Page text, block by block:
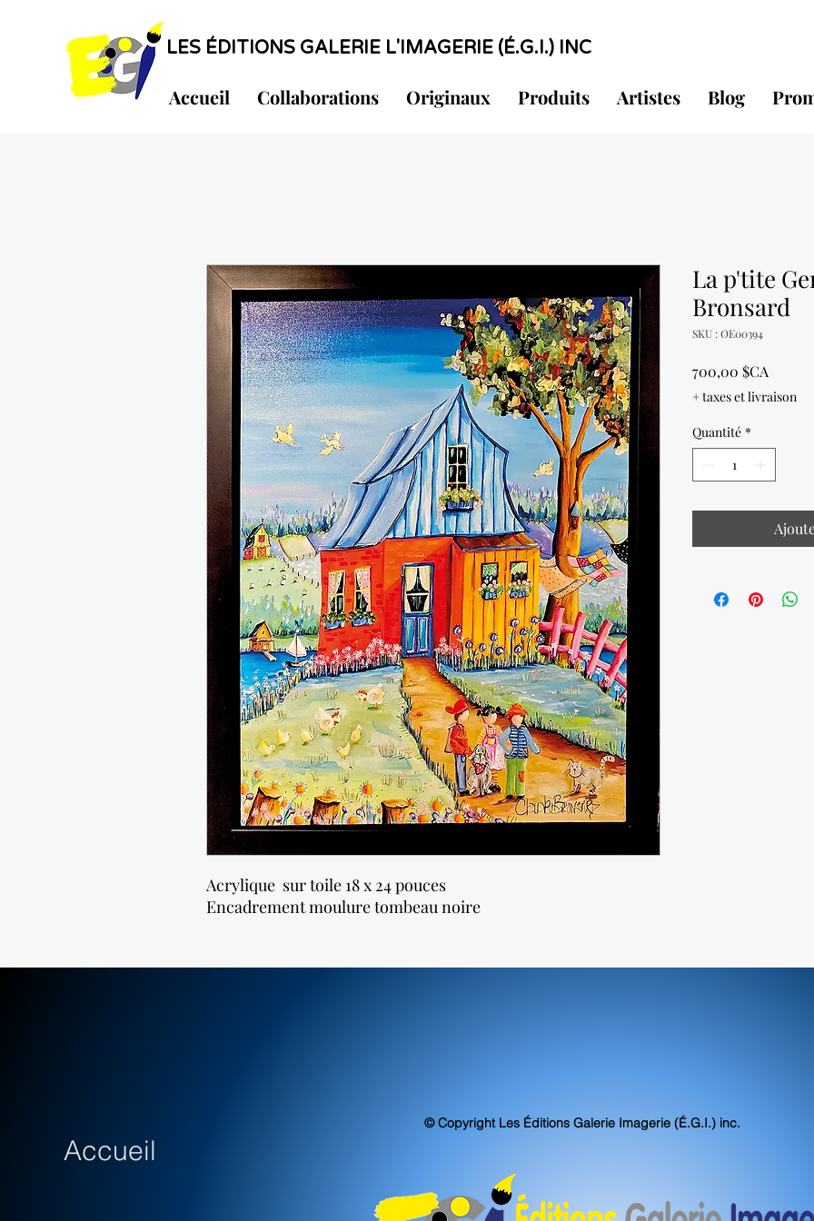
LES ÉDITIONS GALERIE L'IMAGERIE (É.G.I.) INC
Accueil Collaborations Originaux Produits Artistes Blog
Acrylique sur toile 18 x 24 pouces
Encadrement moulure tombeau noire
La p'tite
Bronsard
SKU : OE00394
700,00 $CA
+ taxes et livraison
Quantité *
Accueil
© Copyright Les Éditions Galerie Imagerie (É.G.I.) inc.